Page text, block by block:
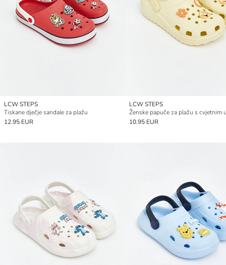
LCW STEPS
Tiskane dječje sandale za plažu
12.95 EUR
LCW STEPS
10.95 EUR